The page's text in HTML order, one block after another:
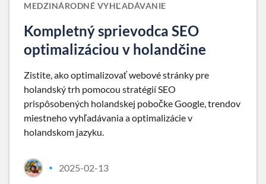
MEDZINÁRODNÉ VYHĽADÁVANIE
Kompletný sprievodca SEO
optimalizáciou v holandčine
Zistite, ako optimalizovať webové stránky pre
holandský trh pomocou stratégií SEO
prispôsobených holandskej pobočke Google, trendov
miestneho vyhľadávania a optimalizácie v
holandskom jazyku.
• 2025-02-13